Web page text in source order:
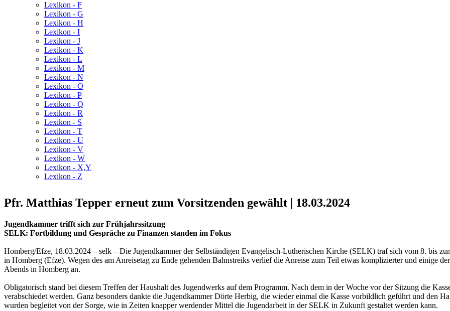
Lexikon - F
Lexikon - G
Lexikon - H
Lexikon - I
Lexikon - J
Lexikon - K
Lexikon - L
Lexikon - M
Lexikon - N
Lexikon - O
Lexikon - P
Lexikon - Q
Lexikon - R
Lexikon - S
Lexikon - T
Lexikon - U
Lexikon - V
Lexikon - W
Lexikon - X,Y
Lexikon - Z
Pfr. Matthias Tepper erneut zum Vorsitzenden gewählt | 18.03.2024
Jugendkammer trifft sich zur Frühjahrssitzung
SELK: Fortbildung und Gespräche zu Finanzen standen im Fokus
Homberg/Efze, 18.03.2024 – selk – Die Jugendkammer der Selbständigen Evangelisch-Lutherischen Kirche (SELK) traf sich vom 8. bis
in Homberg (Efze). Wegen des am Anreisetag zu Ende gehenden Bahnstreiks verlief die Anreise zum Teil etwas komplizierter und einige
Abends in Homberg an.
Obligatorisch stand bei diesem Treffen der Haushalt des Jugendwerks auf dem Programm. Nach dem in der Woche vor der Sitzung die
verabschiedet werden. Ganz besonders dankte die Jugendkammer Dörte Herbig, die wieder einmal die Kasse vorbildlich geführt und den
wurden begleitet von der Sorge, wie in Zeiten knapper werdender Mittel die Jugendarbeit in der SELK in Zukunft gestaltet werden kann.